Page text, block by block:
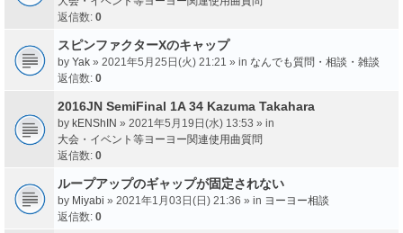
返信数: 0
スピンファクターXのキャップ
by Yak » 2021年5月25日(火) 21:21 » in なんでも質問・相談・雑談
返信数: 0
2016JN SemiFinal 1A 34 Kazuma Takahara
by kENShIN » 2021年5月19日(水) 13:53 » in
大会・イベント等ヨーヨー関連使用曲質問
返信数: 0
ループアップのギャップが固定されない
by Miyabi » 2021年1月03日(日) 21:36 » in ヨーヨー相談
返信数: 0